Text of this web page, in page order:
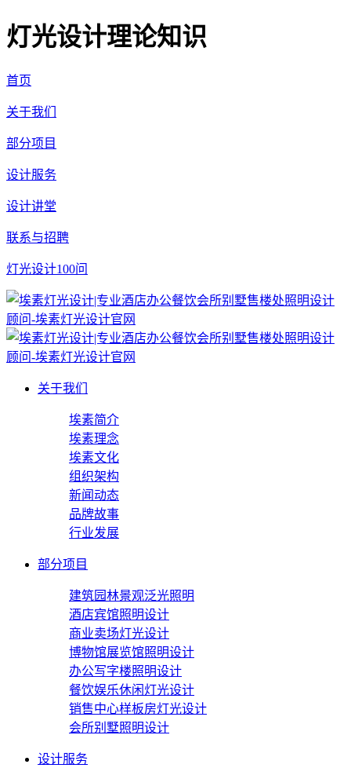
灯光设计理论知识
首页
关于我们
部分项目
设计服务
设计讲堂
联系与招聘
灯光设计100问
关于我们
埃素简介
埃素理念
埃素文化
组织架构
新闻动态
品牌故事
行业发展
部分项目
建筑园林景观泛光照明
酒店宾馆照明设计
商业卖场灯光设计
博物馆展览馆照明设计
办公写字楼照明设计
餐饮娱乐休闲灯光设计
销售中心样板房灯光设计
会所别墅照明设计
设计服务